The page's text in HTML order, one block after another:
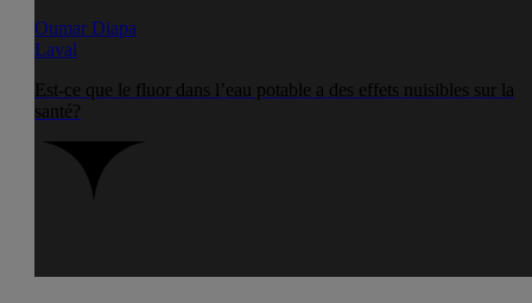
Oumar Diapa
Laval
Est-ce que le fluor dans l’eau potable a des effets nuisibles sur la
santé?